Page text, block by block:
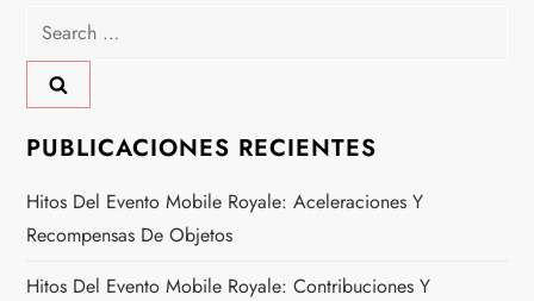
Search
PUBLICACIONES RECIENTES
Hitos Del Evento Mobile Royale: Aceleraciones Y
Recompensas De Objetos
Hitos Del Evento Mobile Royale: Contribuciones Y